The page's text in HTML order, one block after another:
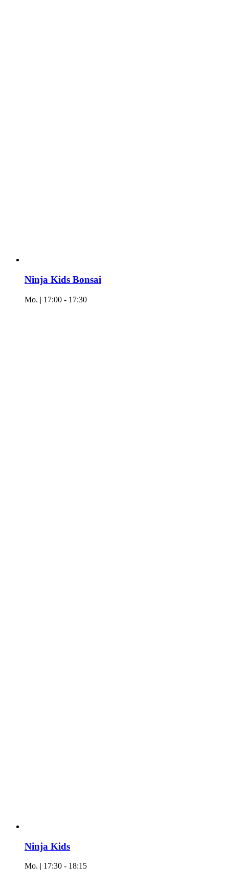
Ninja Kids Bonsai
Mo. | 17:00 - 17:30
Ninja Kids
Mo. | 17:30 - 18:15